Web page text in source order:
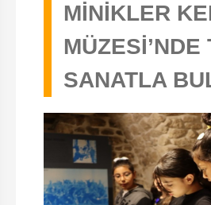
MİNİKLER
MÜZESİ’NDE
SANATLA